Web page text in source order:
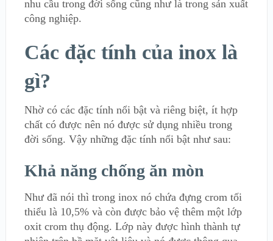
nhu cầu trong đời sống cũng như là trong sản xuất
công nghiệp.
Các đặc tính của inox là
gì?
Nhờ có các đặc tính nổi bật và riêng biệt, ít hợp
chất có được nên nó được sử dụng nhiều trong
đời sống. Vậy những đặc tính nổi bật như sau:
Khả năng chống ăn mòn
Như đã nói thì trong inox nó chứa đựng crom tối
thiểu là 10,5% và còn được bảo vệ thêm một lớp
oxit crom thụ động. Lớp này được hình thành tự